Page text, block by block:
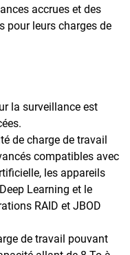
accrues et des
pour leurs charges de
la surveillance est
de charge de travail
compatibles avec
les appareils
Learning et le
RAID et JBOD
de travail pouvant